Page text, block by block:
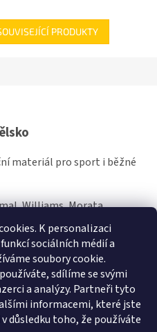
K personalizaci
sociálních médií a
soubory cookie.
sdílíme se svými
a analýzy. Partneři tyto
informacemi, které jste
důsledku toho, že používáte
PRODUKTY
materiál pro sport i běžné
Williams, Morata
trička Levné ubytování Praha